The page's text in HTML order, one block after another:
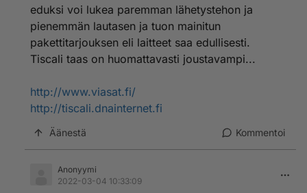
eduksi voi lukea paremman lähetystehon ja
pienemmän lautasen ja tuon mainitun
pakettitarjouksen eli laitteet saa edullisesti.
Tiscali taas on huomattavasti joustavampi...
http://www.viasat.fi/
http://tiscali.dnainternet.fi
Äänestä Kommentoi
Anonyymi
2022-03-04 10:33:09